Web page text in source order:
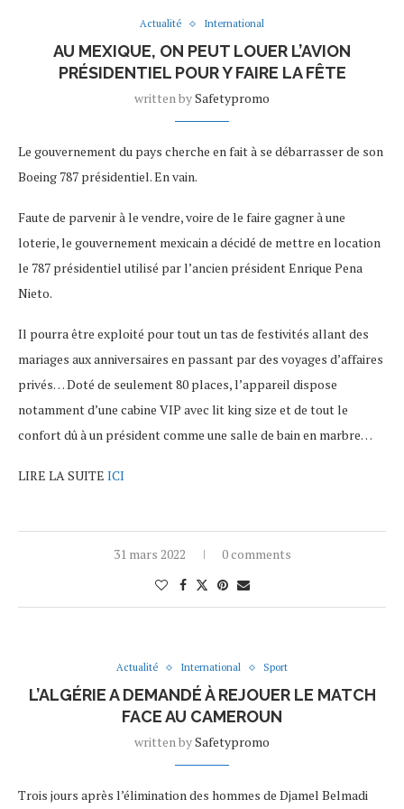
Actualité International
AU MEXIQUE, ON PEUT LOUER L’AVION
PRÉSIDENTIEL POUR Y FAIRE LA FÊTE
written bySafetypromo
Le gouvernement du pays cherche en fait à se débarrasser de son
Boeing 787 présidentiel. En vain.
Faute de parvenir à le vendre, voire de le faire gagner à une
loterie, le gouvernement mexicain a décidé de mettre en location
le 787 présidentiel utilisé par l’ancien président Enrique Pena
Nieto.
Il pourra être exploité pour tout un tas de festivités allant des
mariages aux anniversaires en passant par des voyages d’affaires
privés… Doté de seulement 80 places, l’appareil dispose
notamment d’une cabine VIP avec lit king size et de tout le
confort dû à un président comme une salle de bain en marbre…
LIRE LA SUITE ICI
31 mars 2022 0 comments
Actualité International Sport
L’ALGÉRIE A DEMANDÉ À REJOUER LE MATCH
FACE AU CAMEROUN
written bySafetypromo
Trois jours après l’élimination des hommes de Djamel Belmadi